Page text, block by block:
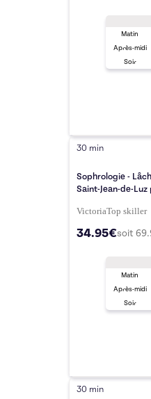
Matin
Après-midi
Soir
30 min
Sophrologie -
Saint-Jean-de-
VictoriaTop skiller
34.95€soit
Matin
Après-midi
Soir
30 min